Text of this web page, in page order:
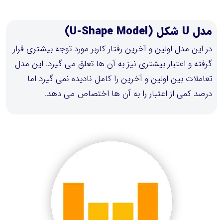
مدل U شکل (U-Shape Model)
در این مدل اولین و آخرین رفتار کاربر مورد توجه بیشتری قرار
گرفته و اعتبار بیشتری نیز به آن ها تعلق می گیرد. این مدل
تعاملات بین اولین و آخرین را کامل نادیده نمی گیرد اما
درصد کمی از اعتبار را به آن ها اختصاص می دهد.